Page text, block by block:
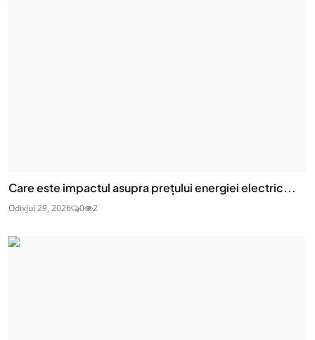
Care este impactul asupra prețului energiei electric...
OdixJul 29, 2026 0 2